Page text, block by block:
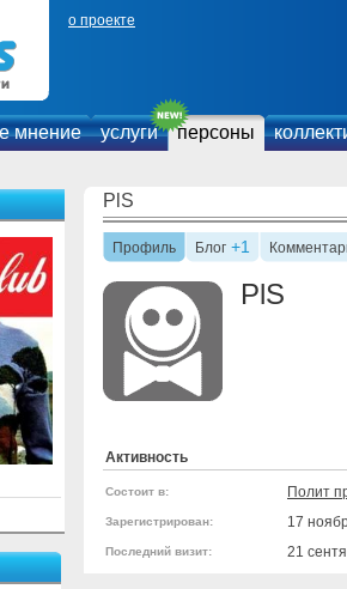
о проекте
мнение услуги персоны
PlS
Профиль Блог +1
PlS
Активность
Состоит в: Полит
Зарегистрирован: 17
Последний визит: 21